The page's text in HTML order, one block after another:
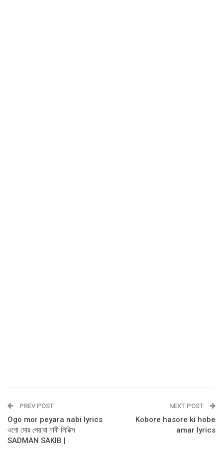
PREV POST
Ogo mor peyara nabi lyrics
ওগো মোর পেয়ারা নাবী লিরিক্স
SADMAN SAKIB |
NEXT POST
Kobore hasore ki hobe
amar lyrics